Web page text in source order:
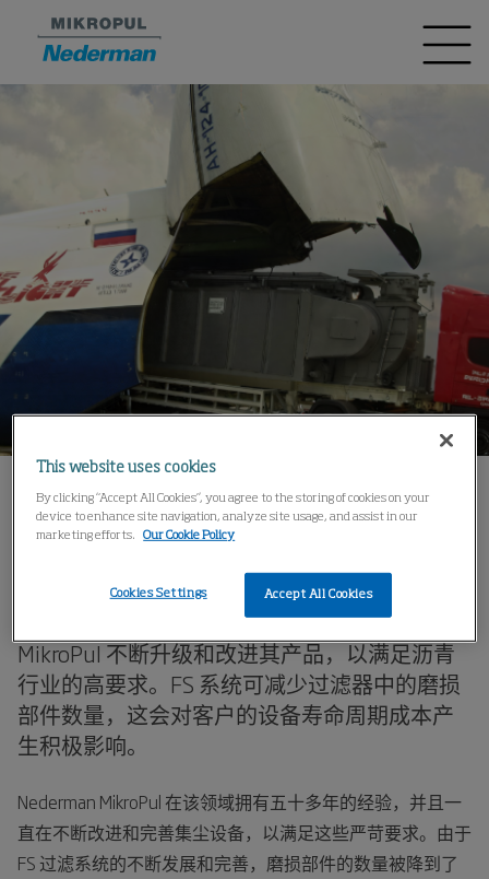
行业 沥青
MikroPul 不断升级和改进其产品，以满足沥青
行业的高要求。FS 系统可减少过滤器中的磨损
部件数量，这会对客户的设备寿命周期成本产
生积极影响。
Nederman MikroPul 在该领域拥有五十多年的经验，并且一
直在不断改进和完善集尘设备，以满足这些严苛要求。由于
FS 过滤系统的不断发展和完善，磨损部件的数量被降到了
This website uses cookies
By clicking “Accept All Cookies”, you agree to the storing of cookies on your
device to enhance site navigation, analyze site usage, and assist in our
marketing efforts.
Our Cookie Policy
Accept All Cookies
Cookies Settings